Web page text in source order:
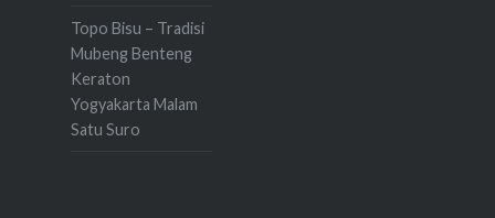
Topo Bisu – Tradisi
Mubeng Benteng
Keraton
Yogyakarta Malam
Satu Suro